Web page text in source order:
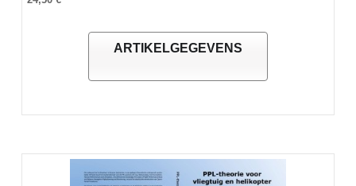
ARTIKELGEGEVENS